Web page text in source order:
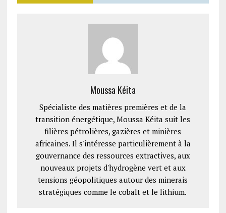
Moussa Kéita
Spécialiste des matières premières et de la
transition énergétique, Moussa Kéita suit les
filières pétrolières, gazières et minières
africaines. Il s'intéresse particulièrement à la
gouvernance des ressources extractives, aux
nouveaux projets d'hydrogène vert et aux
tensions géopolitiques autour des minerais
stratégiques comme le cobalt et le lithium.